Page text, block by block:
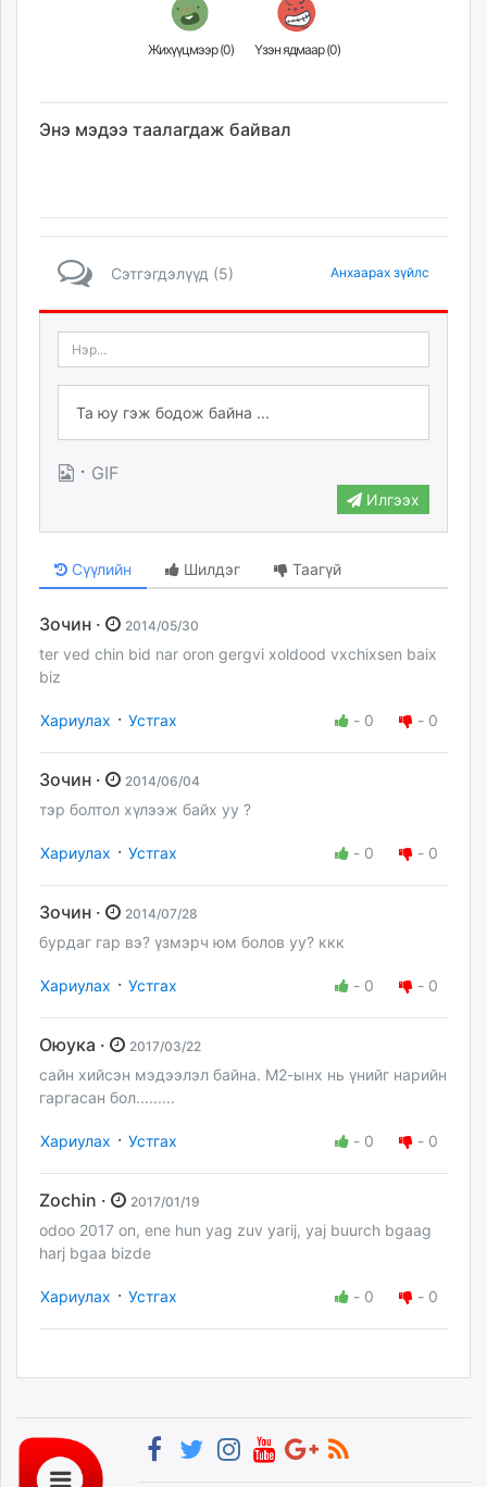
Жихүүцмээр (0) Үзэн ядмаар (0)
Энэ мэдээ таалагдаж байвал
Сэтгэгдэлүүд (5) Анхаарах зүйлс
· GIF
Илгээх
Сүүлийн Шилдэг Таагүй
Зочин · 2014/05/30
ter ved chin bid nar oron gergvi xoldood vxchixsen baix
biz
Хариулах · Устгах - 0 - 0
Зочин · 2014/06/04
тэр болтол хүлээж байх уу ?
Хариулах · Устгах - 0 - 0
Зочин · 2014/07/28
бурдаг гар вэ? үзмэрч юм болов уу? ккк
Хариулах · Устгах - 0 - 0
Оюука · 2017/03/22
сайн хийсэн мэдээлэл байна. М2-ынх нь үнийг нарийн
гаргасан бол.........
Хариулах · Устгах - 0 - 0
Zochin · 2017/01/19
odoo 2017 on, ene hun yag zuv yarij, yaj buurch bgaag
harj bgaa bizde
Хариулах · Устгах - 0 - 0